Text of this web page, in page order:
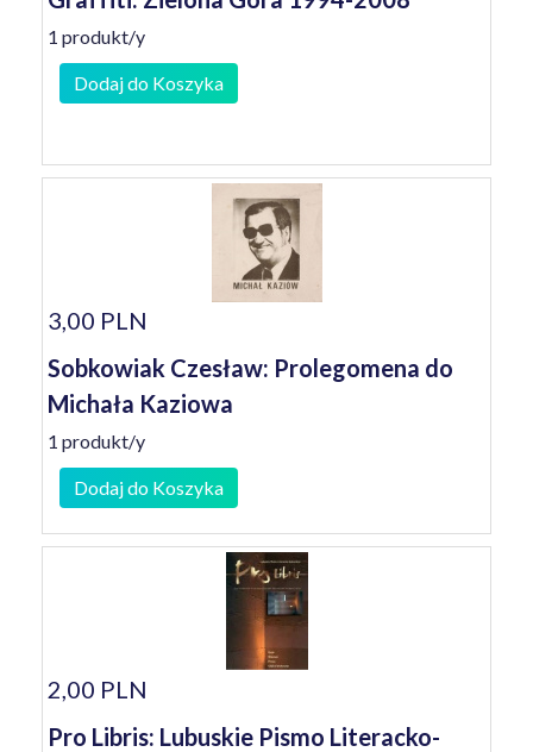
1 produkt/y
Dodaj do Koszyka
3,00 PLN
Sobkowiak Czesław: Prolegomena do
Michała Kaziowa
1 produkt/y
Dodaj do Koszyka
2,00 PLN
Pro Libris: Lubuskie Pismo Literacko-